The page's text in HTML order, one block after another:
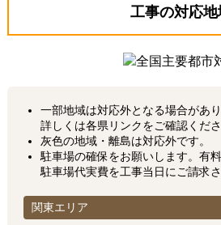
工事の対応地
一部地域は対応外となる場合があり
詳しくは各県リンクをご確認くださ
灰色の地域・離島は対応外です。
駐車場の確保をお願いします。有
駐車場代実費を工事当日にご請求
関東エリア